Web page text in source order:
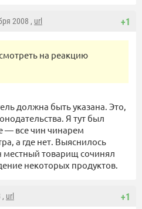
+1
2008 , url
на реакцию
должна быть указана. Это,
Я тут был
— все чин чинарем
а где нет. Выяснилось
местный товарищ сочинял
некоторых продуктов.
+1
, url